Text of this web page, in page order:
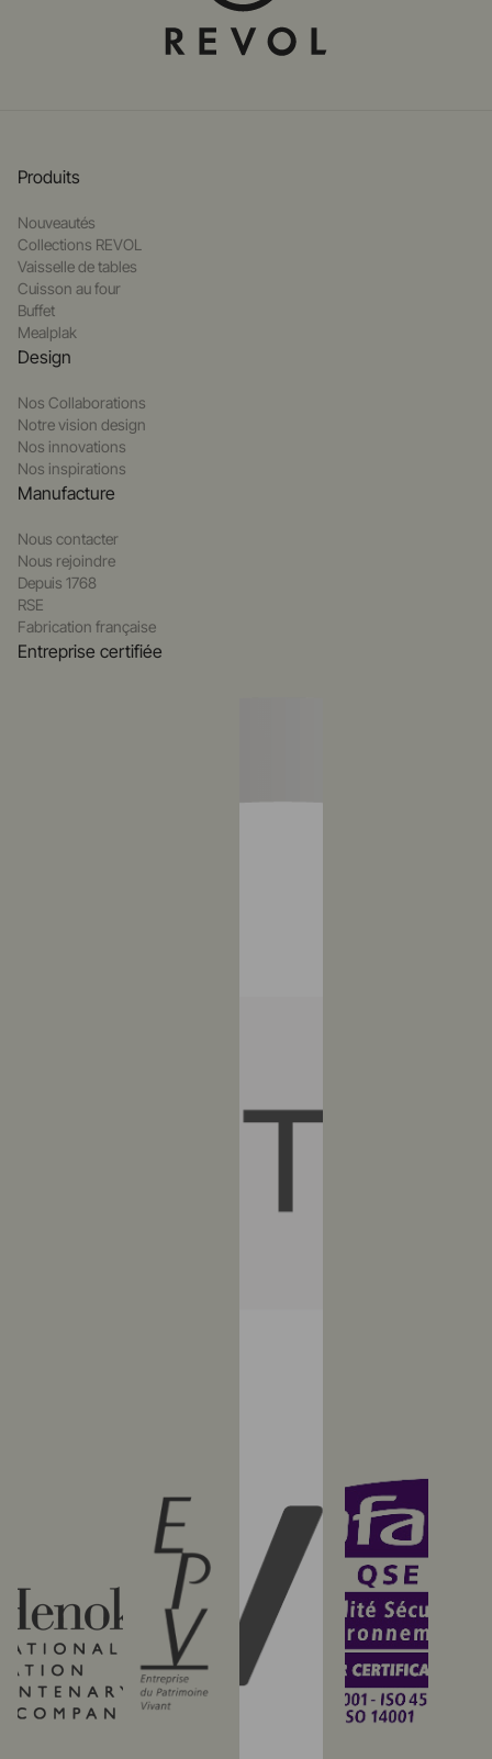
Produits
Nouveautés
Collections REVOL
Vaisselle de tables
Cuisson au four
Buffet
Mealplak
Design
Nos Collaborations
Notre vision design
Nos innovations
Nos inspirations
Manufacture
Nous contacter
Nous rejoindre
Depuis 1768
RSE
Fabrication française
Entreprise certifiée